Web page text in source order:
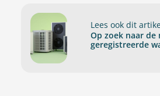
Lees ook dit
Op zoek naar de
geregistreerde